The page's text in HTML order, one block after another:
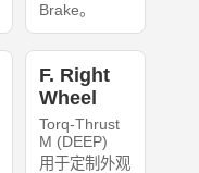
Brake。
F. Right
Wheel
Torq-Thrust
M (DEEP)
用于定制外观